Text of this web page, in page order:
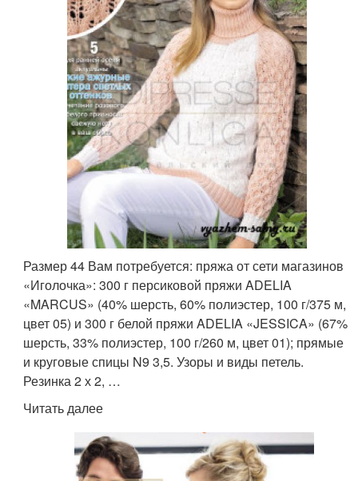
Размер 44 Вам потребуется: пряжа от сети магазинов
«Иголочка»: 300 г персиковой пряжи ADELIA
«MARCUS» (40% шерсть, 60% полиэстер, 100 г/375 м,
цвет 05) и 300 г белой пряжи ADELIA «JESSICA» (67%
шерсть, 33% полиэстер, 100 г/260 м, цвет 01); прямые
и круговые спицы N9 3,5. Узоры и виды петель.
Резинка 2 х 2, …
Читать далее